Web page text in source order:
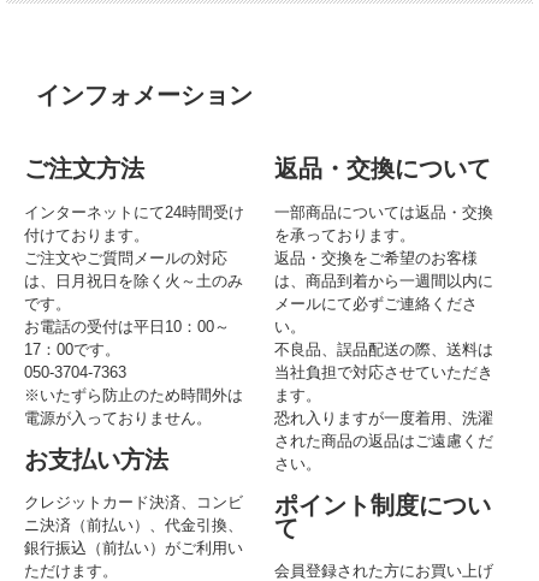
インフォメーション
ご注文方法
インターネットにて24時間受け
付けております。
ご注文やご質問メールの対応
は、日月祝日を除く火～土のみ
です。
お電話の受付は平日10：00～
17：00です。
050-3704-7363
※いたずら防止のため時間外は
電源が入っておりません。
お支払い方法
クレジットカード決済、コンビ
ニ決済（前払い）、代金引換、
銀行振込（前払い）がご利用い
ただけます。
返品・交換について
一部商品については返品・交換
を承っております。
返品・交換をご希望のお客様
は、商品到着から一週間以内に
メールにて必ずご連絡くださ
い。
不良品、誤品配送の際、送料は
当社負担で対応させていただき
ます。
恐れ入りますが一度着用、洗濯
された商品の返品はご遠慮くだ
さい。
ポイント制度につい
て
会員登録された方にお買い上げ